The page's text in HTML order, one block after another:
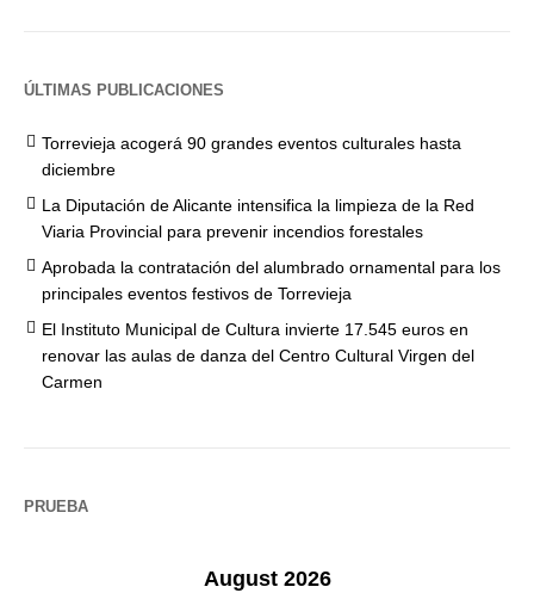
ÚLTIMAS PUBLICACIONES
Torrevieja acogerá 90 grandes eventos culturales hasta
diciembre
La Diputación de Alicante intensifica la limpieza de la Red
Viaria Provincial para prevenir incendios forestales
Aprobada la contratación del alumbrado ornamental para los
principales eventos festivos de Torrevieja
El Instituto Municipal de Cultura invierte 17.545 euros en
renovar las aulas de danza del Centro Cultural Virgen del
Carmen
PRUEBA
August 2026